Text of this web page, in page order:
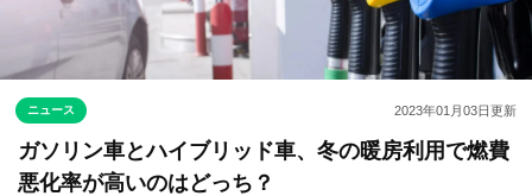
ニュース 2023年01月03日更新
ガソリン車とハイブリッド車、冬の暖房利用で燃費
悪化率が高いのはどっち？